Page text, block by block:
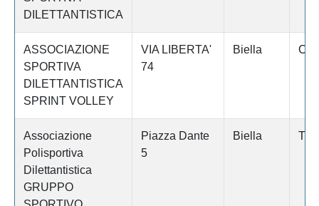
DILETTANTISTICA
ASSOCIAZIONE
SPORTIVA
DILETTANTISTICA
SPRINT VOLLEY
VIA LIBERTA'
74
Biella
Associazione
Polisportiva
Dilettantistica
GRUPPO
Piazza Dante
5
Biella